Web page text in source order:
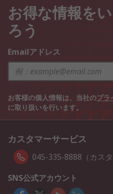
お得な情報を
ろう
Emailアドレス
お客様の個人情報は、当社のプラ
に取り扱いを行います。
カスタマーサービス
045-335-8888（カスタ
SNS公式アカウント